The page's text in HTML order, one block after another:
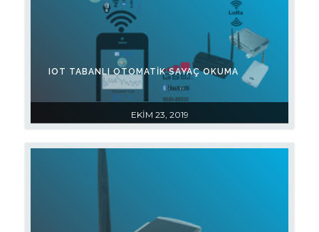
EKIM 23, 2019
IOT TABANLI OTOMATIK SAYAÇ OKUMA